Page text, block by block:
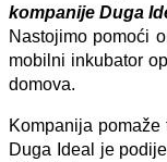
kompanije Duga
Nastojimo pomoći
mobilni inkubator
domova.
Kompanija
Duga Ideal je